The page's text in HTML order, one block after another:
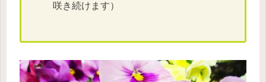
咲き続けます）